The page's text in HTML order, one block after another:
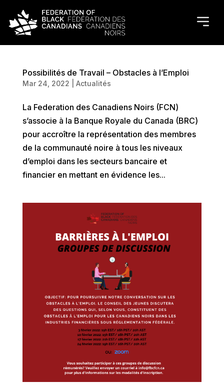
Possibilités de Travail – Obstacles à l’Emploi
Mar 24, 2022 Actualités
La Federation des Canadiens Noirs (FCN)
s’associe à la Banque Royale du Canada (BRC)
pour accroître la représentation des membres
de la communauté noire à tous les niveaux
d’emploi dans les secteurs bancaire et
financier en mettant en évidence les...